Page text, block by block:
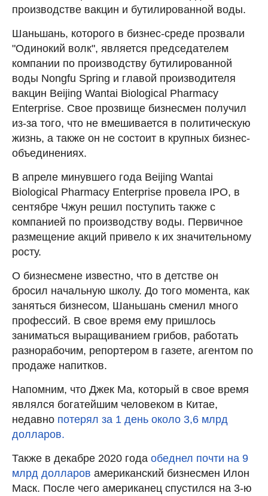
производстве вакцин и бутилированной воды.
Шаньшань, которого в бизнес-среде прозвали
"Одинокий волк", является председателем
компании по производству бутилированной
воды Nongfu Spring и главой производителя
вакцин Beijing Wantai Biological Pharmacy
Enterprise. Свое прозвище бизнесмен получил
из-за того, что не вмешивается в политическую
жизнь, а также он не состоит в крупных бизнес-
объединениях.
В апреле минувшего года Beijing Wantai
Biological Pharmacy Enterprise провела IPO, в
сентябре Чжун решил поступить также с
компанией по производству воды. Первичное
размещение акций привело к их значительному
росту.
О бизнесмене известно, что в детстве он
бросил начальную школу. До того момента, как
заняться бизнесом, Шаньшань сменил много
профессий. В свое время ему пришлось
заниматься выращиванием грибов, работать
разнорабочим, репортером в газете, агентом по
продаже напитков.
Напомним, что Джек Ма, который в свое время
являлся богатейшим человеком в Китае,
недавно потерял за 1 день около 3,6 млрд
долларов.
Также в декабре 2020 года обеднел почти на 9
млрд долларов американский бизнесмен Илон
Маск. После чего американец спустился на 3-ю